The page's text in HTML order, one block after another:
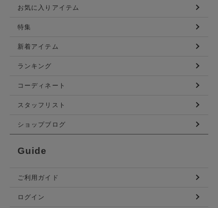
お気に入りアイテム
特集
新着アイテム
ランキング
コーディネート
スタッフリスト
ショップブログ
Guide
ご利用ガイド
ログイン